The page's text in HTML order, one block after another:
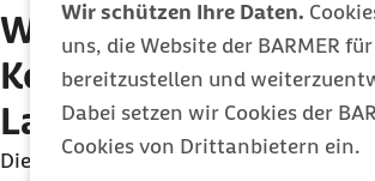
Wir schützen Ihre Daten.
uns, die Website der BARMER
bereitzustellen und
Dabei setzen wir Cookies der
Cookies von Drittanbietern ein.
Wer sind die
Kooperationspartner
Landesprogramme?
Die Umsetzung von